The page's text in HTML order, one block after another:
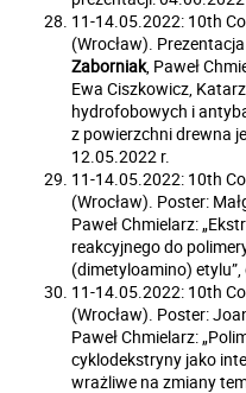
11-14.05.2022: 10th
(Wrocław).
Zaborniak, Paweł
Ewa Ciszkowicz,
hydrofobowych i
z powierzchni drewna
12.05.2022 r.
11-14.05.2022: 10th
(Wrocław). Poster:
Paweł Chmielarz:
reakcyjnego do
(dimetyloamino)
11-14.05.2022: 10th
(Wrocław). Poster:
Paweł Chmielarz:
cyklodekstryny jako
wrażliwe na zmiany